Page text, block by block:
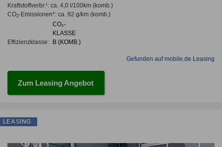
Kraftstoffverbr.¹: ca. 4,0 l/100km(komb.)
CO2-Emissionen*: ca. 92 g/km(komb.)
Effizienzklasse:
CO₂-
KLASSE
B (KOMB.)
Gefunden auf mobile.de Leasing
Zum Leasing Angebot
LEASING